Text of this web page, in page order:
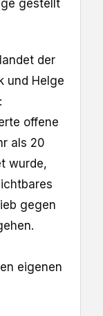
gestellt
der
und Helge
offene
als 20
wurde,
gegen
eigenen